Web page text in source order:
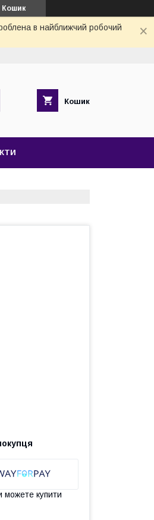
Кошик
в найближчий робочий
Кошик
можете купити